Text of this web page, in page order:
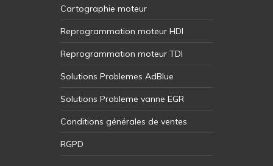
Cartographie moteur
Reprogrammation moteur HDI
Reprogrammation moteur TDI
Solutions Problemes AdBlue
Solutions Probleme vanne EGR
Conditions générales de ventes
RGPD